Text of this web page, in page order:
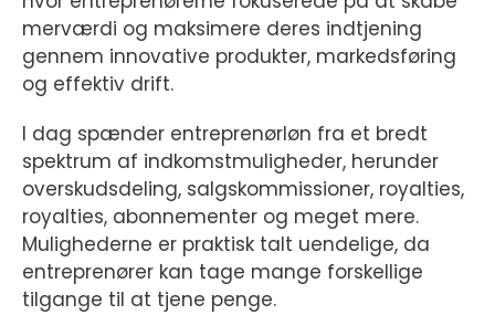
merværdi og maksimere deres indtjening
gennem innovative produkter, markedsføring
og effektiv drift.
I dag spænder entreprenørløn fra et bredt
spektrum af indkomstmuligheder, herunder
overskudsdeling, salgskommissioner, royalties,
royalties, abonnementer og meget mere.
Mulighederne er praktisk talt uendelige, da
entreprenører kan tage mange forskellige
tilgange til at tjene penge.